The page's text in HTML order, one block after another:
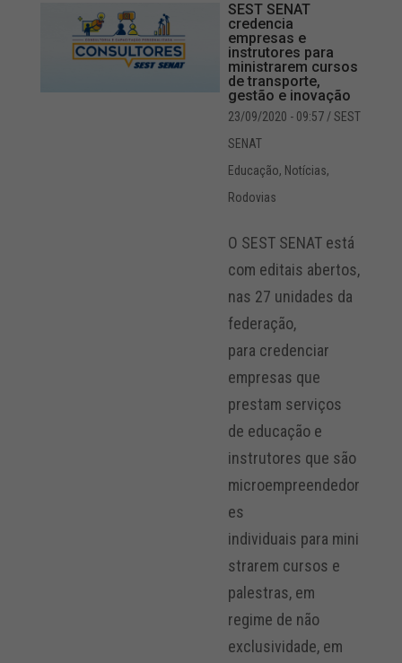
SEST SENAT
credencia
empresas e
instrutores para
ministrarem cursos
de transporte,
gestão e inovação
23/09/2020 - 09:57/ SEST
SENAT
Educação, Notícias,
Rodovias
O SEST SENAT está
com editais abertos,
nas 27 unidades da
federação,
para credenciar
empresas que
prestam serviços
de educação e
instrutores que são
microempreendedor
es
individuais para mini
strarem cursos e
palestras, em
regime de não
exclusividade, em